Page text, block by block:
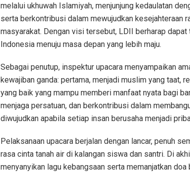
melalui ukhuwah Islamiyah, menjunjung kedaulatan
serta berkontribusi dalam mewujudkan kesejahteraan
masyarakat. Dengan visi tersebut, LDII berharap
Indonesia menuju masa depan yang lebih maju.
Sebagai penutup, inspektur upacara menyampaikan
kewajiban ganda: pertama, menjadi muslim yang taat,
yang baik yang mampu memberi manfaat nyata bagi
menjaga persatuan, dan berkontribusi dalam
diwujudkan apabila setiap insan berusaha menjadi
Pelaksanaan upacara berjalan dengan lancar, penuh
rasa cinta tanah air di kalangan siswa dan santri. Di
menyanyikan lagu kebangsaan serta memanjatkan